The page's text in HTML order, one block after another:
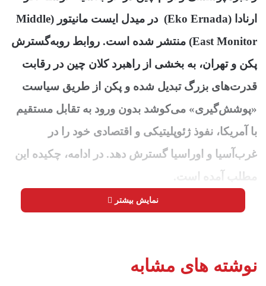
ارنادا (Eko Ernada) در میدل ایست مانیتور (Middle
East Monitor) منتشر شده است. روابط رو‌به‌گسترش
پکن و تهران، به بخشی از راهبرد کلان چین در رقابت
قدرت‌های بزرگ تبدیل شده و پکن از طریق سیاست
«پوشش‌گیری» می‌کوشد بدون ورود به تقابل مستقیم
با آمریکا، نفوذ ژئوپلیتیکی و اقتصادی خود را در
غرب‌آسیا و اوراسیا گسترش دهد. در ادامه، چکیده این
راهبرد آرام و تدریجی چین در غرب‌آسیا بیش‌ازپیش
پکن نیست، بلکه بخشی از محاسبات گسترده
نمایش بیشتر
نوشته های مشابه